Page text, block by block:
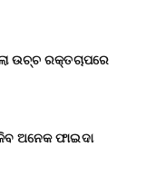
ଉଚ୍ଚ ରକ୍ତଚାପରେ
ଅନେକ ଫାଇଦା